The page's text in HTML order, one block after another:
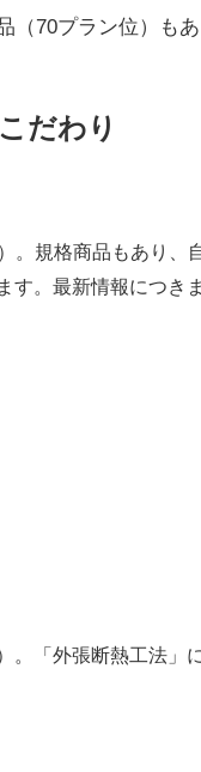
70プラン位）もあ
だわり
。規格商品もあり、
。最新情報につき
。「外張断熱工法」